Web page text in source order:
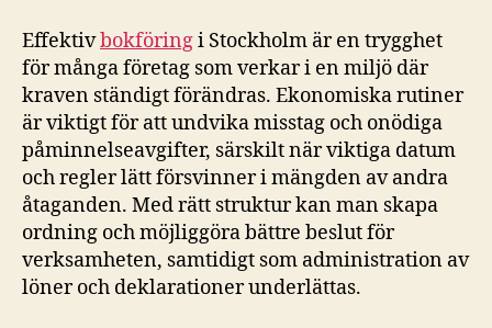
Effektivbokföringi Stockholm är en trygghet
för många företag som verkar i en miljö där
kraven ständigt förändras. Ekonomiska rutiner
är viktigt för att undvika misstag och onödiga
påminnelseavgifter, särskilt när viktiga datum
och regler lätt försvinner i mängden av andra
åtaganden. Med rätt struktur kan man skapa
ordning och möjliggöra bättre beslut för
verksamheten, samtidigt som administration av
löner och deklarationer underlättas.